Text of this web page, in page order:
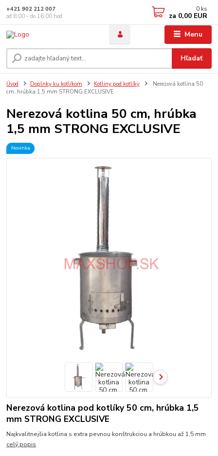
Menu
Hľadať
+421 902 212 007
od 8:00 - do 16:00 hod
0 ks
za 0,00 EUR
Úvod Doplnky ku kotlíkom Kotliny pod kotlíky
Nerezová kotlina 50
cm, hrúbka 1,5 mm STRONG EXCLUSIVE
Nerezová kotlina 50 cm, hrúbka
1,5 mm STRONG EXCLUSIVE
Novinka
Nerezová kotlina pod kotlíky 50 cm, hrúbka 1,5
mm STRONG EXCLUSIVE
Najkvalitnejšia kotlina s extra pevnou konštrukciou a hrúbkou až 1,5 mm
celý popis